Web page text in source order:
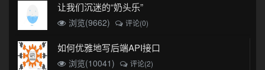
让我们沉迷的“奶头乐”
浏览(9662) 评论(0)
如何优雅地写后端API接口
浏览(10041) 评论(2)